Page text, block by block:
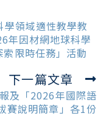
領域適性教學教
年因材網地球科學
限時任務」活動
下一篇文章
及「2026年國際語
賽說明簡章」各1份